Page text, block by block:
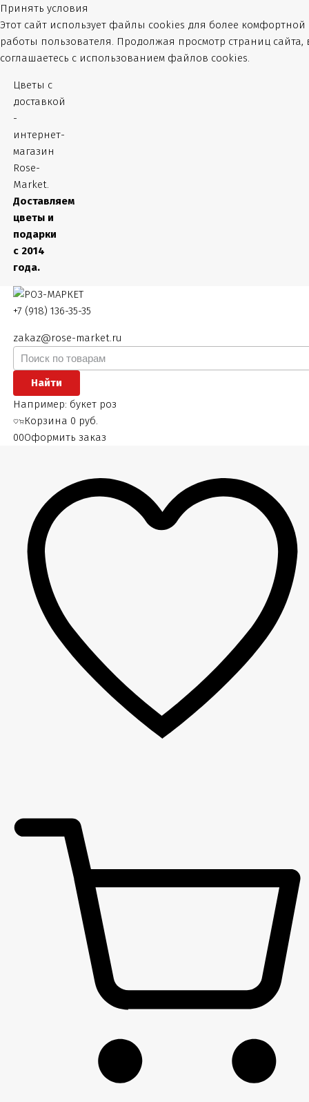
Принять условия
Этот сайт использует файлы cookies для более комфортной
работы пользователя. Продолжая просмотр страниц сайта,
соглашаетесь с использованием файлов cookies.
Цветы с
доставкой
-
интернет-
магазин
Rose-
Market.
Доставляем
цветы и
подарки
с 2014
года.
+7 (918) 136-35-35
zakaz@rose-market.ru
Найти
Например: букет роз
00
Корзина 0 руб.
Оформить заказ